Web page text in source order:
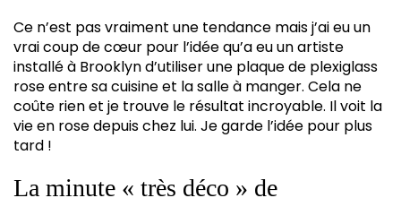
Ce n’est pas vraiment une tendance mais j’ai eu un
vrai coup de cœur pour l’idée qu’a eu un artiste
installé à Brooklyn d’utiliser une plaque de plexiglass
rose entre sa cuisine et la salle à manger. Cela ne
coûte rien et je trouve le résultat incroyable. Il voit la
vie en rose depuis chez lui. Je garde l’idée pour plus
tard !
La minute « très déco » de